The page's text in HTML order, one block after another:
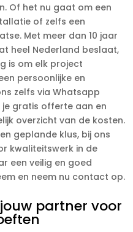
Of het nu gaat om een
of zelfs een
Met meer dan 10 jaar
heel Nederland beslaat,
is om elk project
persoonlijke en
zelfs via Whatsapp
gratis offerte aan en
overzicht van de kosten.
geplande klus, bij ons
kwaliteitswerk in de
een veilig en goed
en neem nu contact op.
partner voor